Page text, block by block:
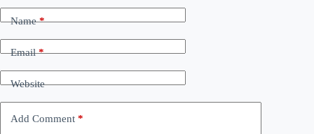
Name*
Email*
Website
Add Comment *